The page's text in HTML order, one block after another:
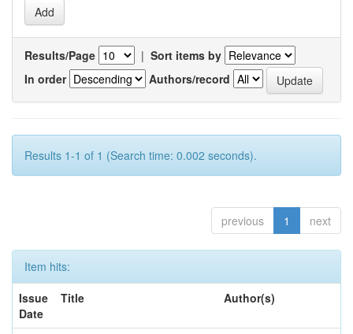
Results/Page | Sort items by
In order
Authors/record
Results 1-1 of 1 (Search time: 0.002 seconds).
previous 1 next
Item hits:
Issue
Date
Title Author(s)